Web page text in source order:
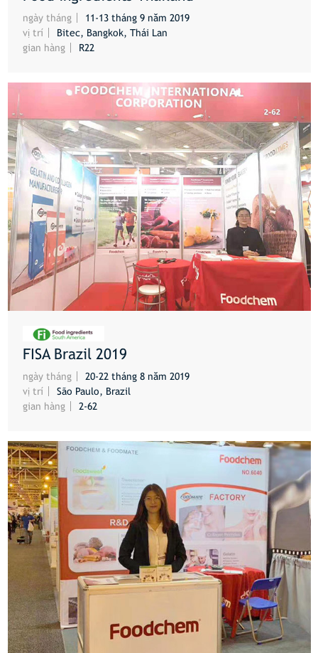
ngày tháng
11-13 tháng 9 năm 2019
vị trí
Bitec, Bangkok, Thái Lan
gian hàng
R22
FISA Brazil 2019
ngày tháng
20-22 tháng 8 năm 2019
vị trí
São Paulo, Brazil
gian hàng
2-62